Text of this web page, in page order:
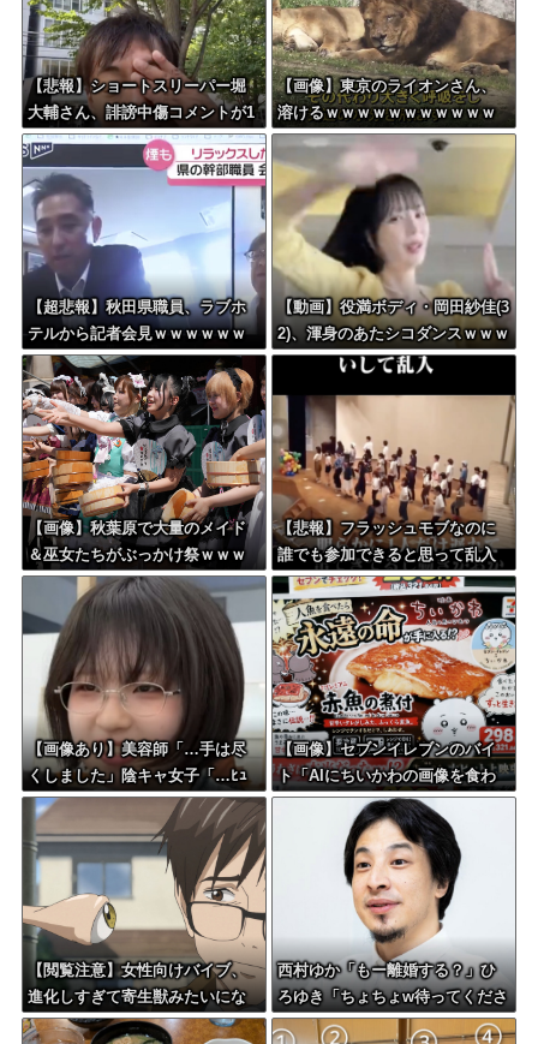
【悲報】ショートスリーパー堀
大輔さん、誹謗中傷コメントが1
万件を越えて号泣してしまうｗ
ｗｗｗｗ
【画像】東京のライオンさん、
溶けるｗｗｗｗｗｗｗｗｗｗｗ
ｗｗｗｗｗｗｗｗｗｗｗ
【超悲報】秋田県職員、ラブホ
テルから記者会見ｗｗｗｗｗｗ
ｗｗｗ
【動画】役満ボディ・岡田紗佳(3
2)、渾身のあたシコダンスｗｗｗ
ｗｗｗ
【画像】秋葉原で大量のメイド
＆巫女たちがぶっかけ祭ｗｗｗ
ｗｗｗｗｗｗｗｗ
【悲報】フラッシュモブなのに
誰でも参加できると思って乱入
した結果ｗｗｗｗｗｗｗｗｗｗ
【画像あり】美容師「…手は尽
くしました」陰キャ女子「…ﾋｭ
ｯ」→結果・・・
【画像】セブンイレブンのバイ
ト「AIにちいかわの画像を食わ
せてっと………できた！」
【閲覧注意】女性向けバイブ、
進化しすぎて寄生獣みたいにな
ってしまう・・・
西村ゆか「もー離婚する？」ひ
ろゆき「ちょちょw待ってくださ
いよー」←これさぁ